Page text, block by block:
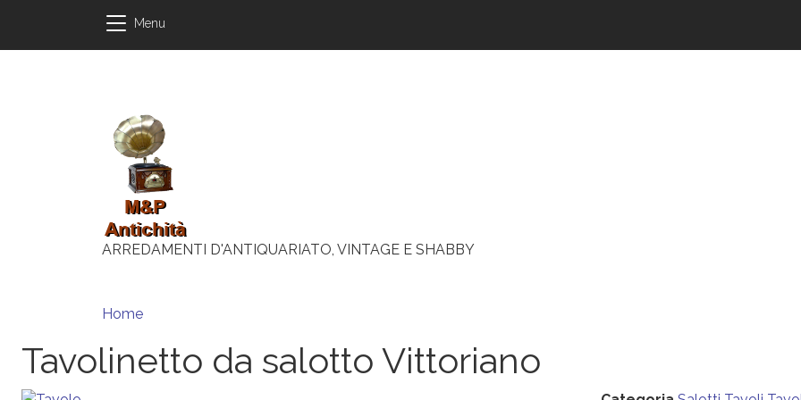
Menu
ARREDAMENTI D'ANTIQUARIATO, VINTAGE E SHABBY
Briciole di pane
Home
Tavolinetto da salotto Vittoriano